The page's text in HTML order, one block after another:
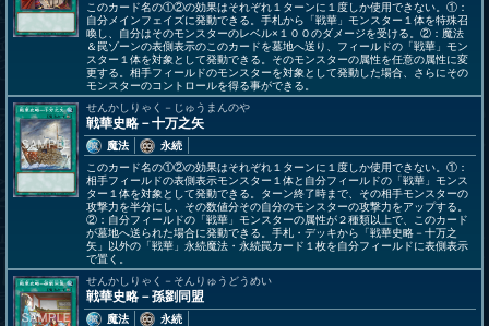
このカード名の①②の効果はそれぞれ１ターンに１度しか使用できない。①：
自分メインフェイズに発動できる。手札から「戦華」モンスター１体を特殊召
喚し、自分はそのモンスターのレベル×１００のダメージを受ける。②：魔法
＆罠ゾーンの表側表示のこのカードを墓地へ送り、フィールドの「戦華」モン
スター１体を対象として発動できる。そのモンスターの属性を任意の属性に変
更する。相手フィールドのモンスターを対象として発動した場合、さらにその
モンスターのコントロールを得る事ができる。
せんかしりゃく－じゅうまんのや
戦華史略－十万之矢
魔法
永続
このカード名の①②の効果はそれぞれ１ターンに１度しか使用できない。①：
相手フィールドの表側表示モンスター１体と自分フィールドの「戦華」モンス
ター１体を対象として発動できる。ターン終了時まで、その相手モンスターの
攻撃力を半分にし、その数値分その自分のモンスターの攻撃力をアップする。
②：自分フィールドの「戦華」モンスターの属性が２種類以上で、このカード
が墓地へ送られた場合に発動できる。手札・デッキから「戦華史略－十万之
矢」以外の「戦華」永続魔法・永続罠カード１枚を自分フィールドに表側表示
で置く。
せんかしりゃく－そんりゅうどうめい
戦華史略－孫劉同盟
魔法
永続